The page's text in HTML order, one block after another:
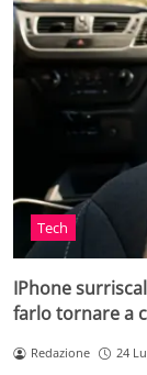
Tech
IPhone
farlo tornare a
Redazione 24